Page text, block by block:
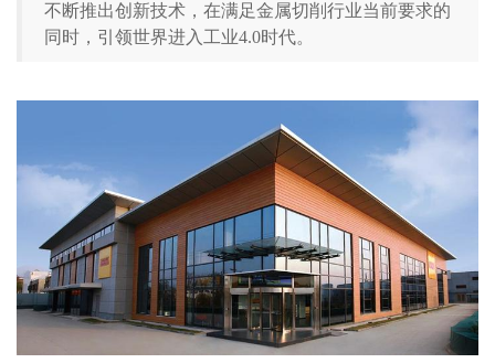
不断推出创新技术，在满足金属切削行业当前要求的
同时，引领世界进入工业4.0时代。